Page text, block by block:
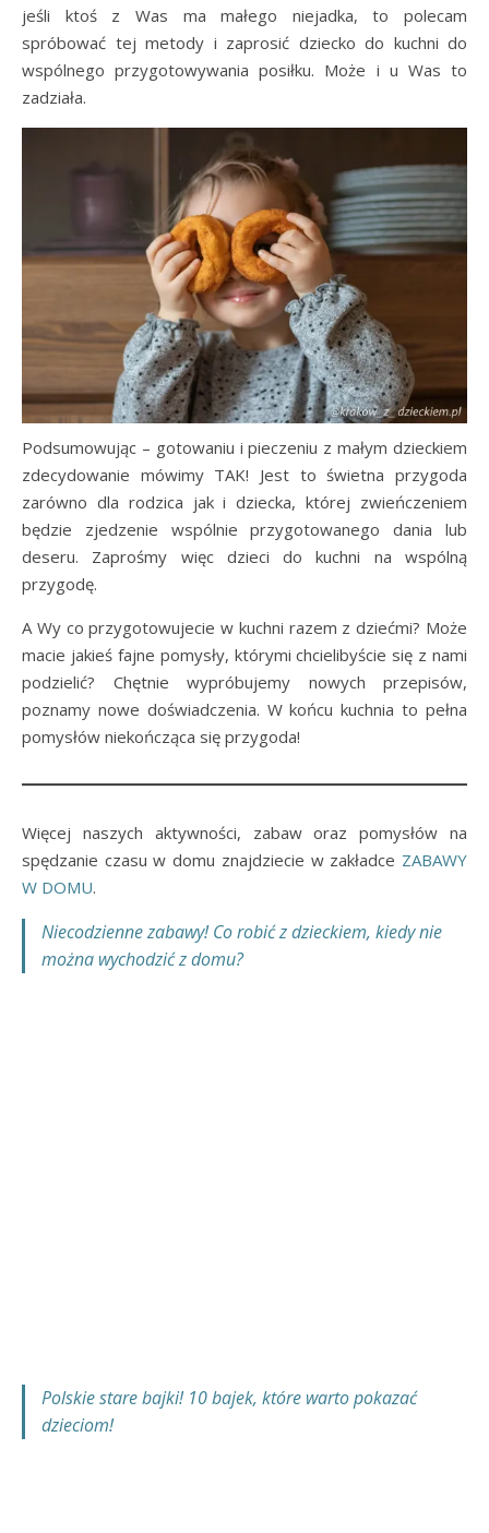
jeśli ktoś z Was ma małego niejadka, to polecam
spróbować tej metody i zaprosić dziecko do kuchni do
wspólnego przygotowywania posiłku. Może i u Was to
zadziała.
Podsumowując – gotowaniu i pieczeniu z małym dzieckiem
zdecydowanie mówimy TAK! Jest to świetna przygoda
zarówno dla rodzica jak i dziecka, której zwieńczeniem
będzie zjedzenie wspólnie przygotowanego dania lub
deseru. Zaprośmy więc dzieci do kuchni na wspólną
przygodę.
A Wy co przygotowujecie w kuchni razem z dziećmi? Może
macie jakieś fajne pomysły, którymi chcielibyście się z nami
podzielić? Chętnie wypróbujemy nowych przepisów,
poznamy nowe doświadczenia. W końcu kuchnia to pełna
pomysłów niekończąca się przygoda!
Więcej naszych aktywności, zabaw oraz pomysłów na
spędzanie czasu w domu znajdziecie w zakładce ZABAWY
W DOMU.
Niecodzienne zabawy! Co robić z dzieckiem, kiedy nie
można wychodzić z domu?
Polskie stare bajki! 10 bajek, które warto pokazać
dzieciom!